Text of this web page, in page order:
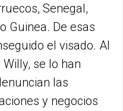
Senegal,
Guinea. De esas
el visado. Al
se lo han
las
y negocios